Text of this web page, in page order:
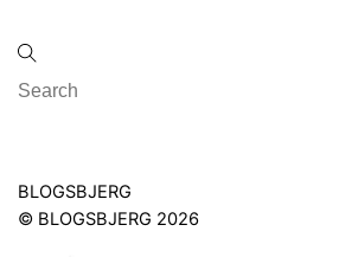
Back
To
BLOGSBJERG
© BLOGSBJERG 2026